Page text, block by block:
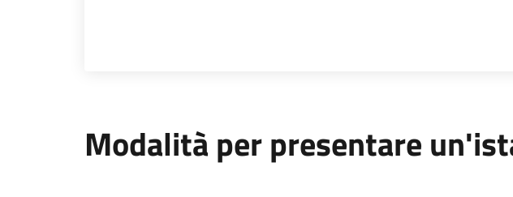
Modalità per presentare